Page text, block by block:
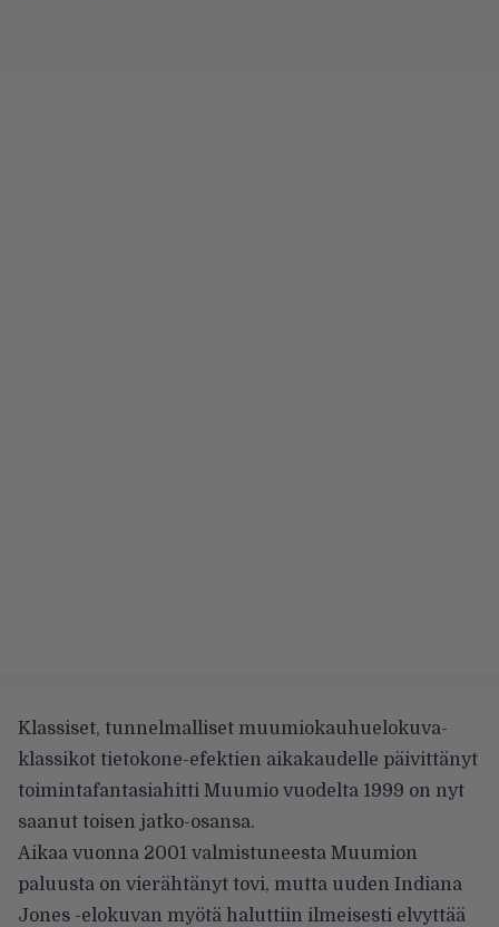
Klassiset, tunnelmalliset muumiokauhuelokuva-
klassikot tietokone-efektien aikakaudelle päivittänyt
toimintafantasiahitti Muumio vuodelta 1999 on nyt
saanut toisen jatko-osansa.
Aikaa vuonna 2001 valmistuneesta Muumion
paluusta on vierähtänyt tovi, mutta uuden Indiana
Jones -elokuvan myötä haluttiin ilmeisesti elvyttää